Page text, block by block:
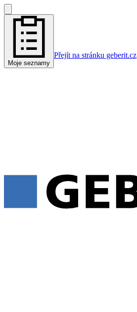
Moje seznamy
Přejít na stránku geberit.cz